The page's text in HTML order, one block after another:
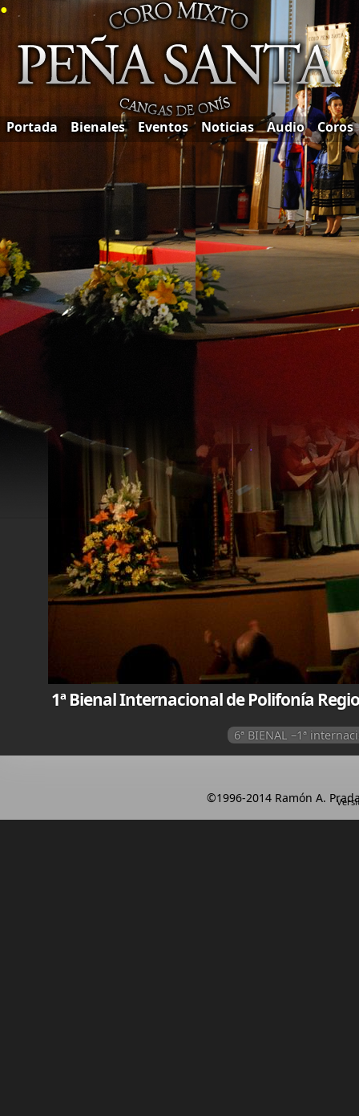
●
Portada Bienales Eventos Noticias Audio Coros
1ª Bienal Internacional de Polifonía
6ª BIENAL –1ª
©1996-2014 Ramón A.